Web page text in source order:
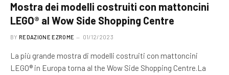
Mostra dei modelli costruiti con mattoncini
LEGO® al Wow Side Shopping Centre
BY REDAZIONE EZROME 01/12/2023
La più grande mostra di modelli costruiti con mattoncini
LEGO® in Europa torna al the Wow Side Shopping Centre.La